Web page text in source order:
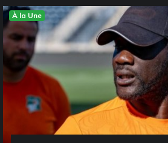
À la Une